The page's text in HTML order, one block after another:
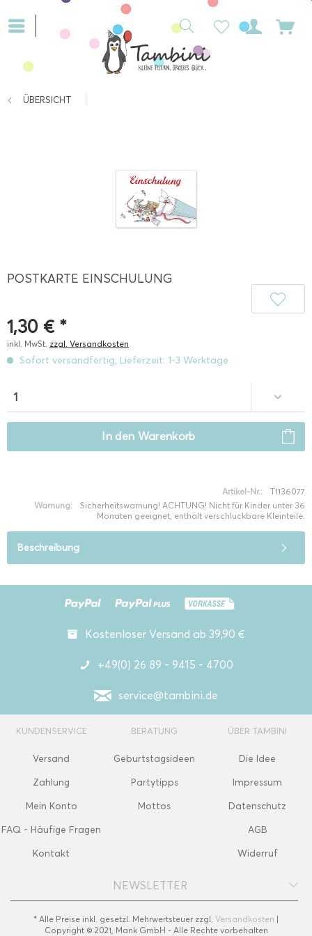
ÜBERSICHT
POSTKARTE EINSCHULUNG
1,30 € *
inkl. MwSt. zzgl. Versandkosten
Sofort versandfertig, Lieferzeit: 1-3 Werktage
In den Warenkorb
Artikel-Nr.:
T1136077
Warnung:
Sicherheitswarnung! ACHTUNG! Nicht für Kinder unter 36
Monaten geeignet, enthält verschluckbare Kleinteile.
Beschreibung
Kostenloser Versand ab 39,90 €
+49(0) 26 89 - 9415 - 4700
service@tambini.de
KUNDENSERVICE
Versand
Zahlung
Mein Konto
FAQ - Häufige Fragen
Kontakt
BERATUNG
Geburtstagsideen
Partytipps
Mottos
ÜBER TAMBINI
Die Idee
Impressum
Datenschutz
AGB
Widerruf
NEWSLETTER
* Alle Preise inkl. gesetzl. Mehrwertsteuer zzgl. Versandkosten |
Copyright © 2021, Mank GmbH - Alle Rechte vorbehalten